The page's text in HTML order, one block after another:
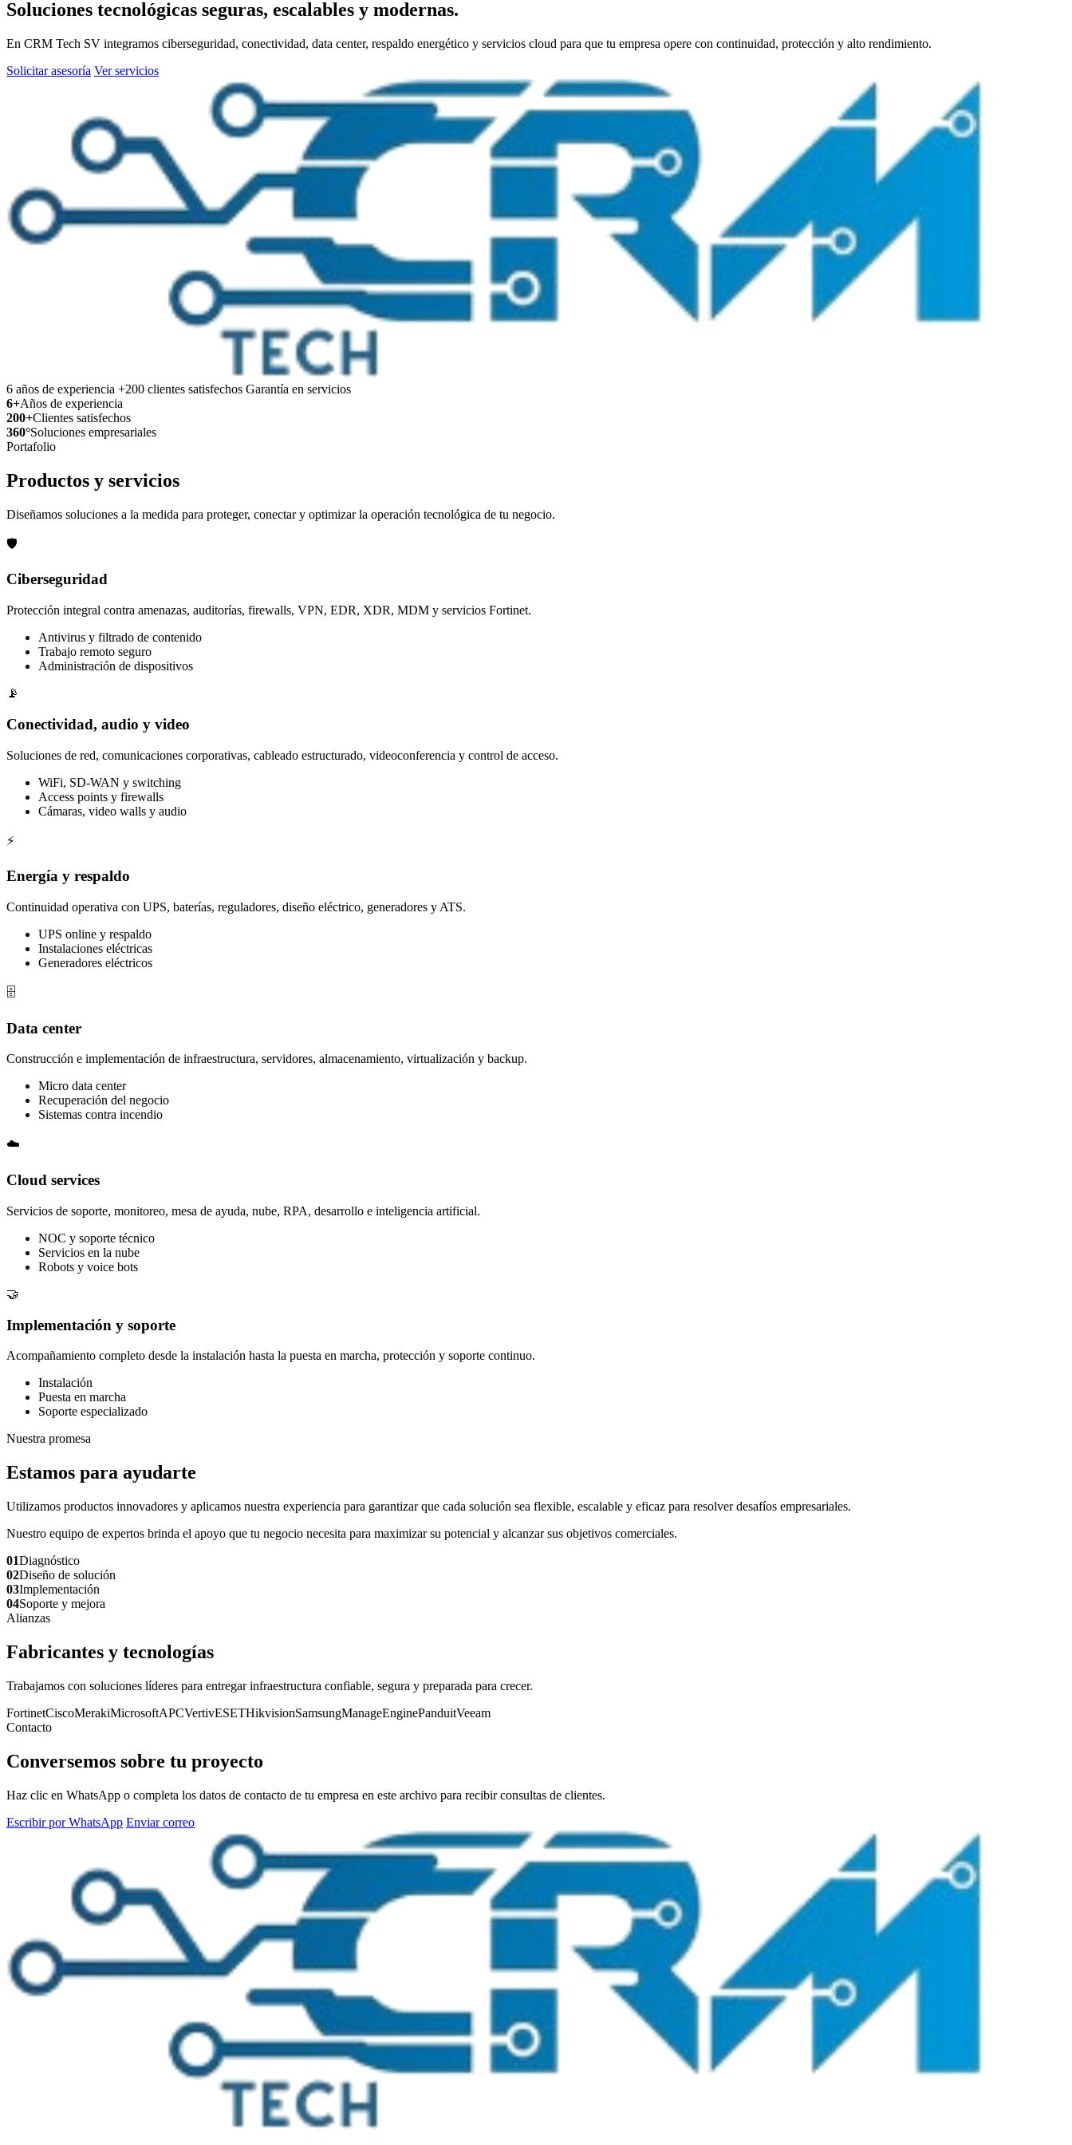
Soluciones tecnológicas seguras, escalables y modernas.
En CRM Tech SV integramos ciberseguridad, conectividad, data center, respaldo energético y servicios cloud para que tu empresa opere con continuidad, protección y alto rendimiento.
Solicitar asesoría Ver servicios
6 años de experiencia +200 clientes satisfechos Garantía en servicios
6+Años de experiencia
200+Clientes satisfechos
360°Soluciones empresariales
Portafolio
Productos y servicios
Diseñamos soluciones a la medida para proteger, conectar y optimizar la operación tecnológica de tu negocio.
🛡️
Ciberseguridad
Protección integral contra amenazas, auditorías, firewalls, VPN, EDR, XDR, MDM y servicios Fortinet.
Antivirus y filtrado de contenido
Trabajo remoto seguro
Administración de dispositivos
📡
Conectividad, audio y video
Soluciones de red, comunicaciones corporativas, cableado estructurado, videoconferencia y control de acceso.
WiFi, SD-WAN y switching
Access points y firewalls
Cámaras, video walls y audio
⚡
Energía y respaldo
Continuidad operativa con UPS, baterías, reguladores, diseño eléctrico, generadores y ATS.
UPS online y respaldo
Instalaciones eléctricas
Generadores eléctricos
🗄️
Data center
Construcción e implementación de infraestructura, servidores, almacenamiento, virtualización y backup.
Micro data center
Recuperación del negocio
Sistemas contra incendio
☁️
Cloud services
Servicios de soporte, monitoreo, mesa de ayuda, nube, RPA, desarrollo e inteligencia artificial.
NOC y soporte técnico
Servicios en la nube
Robots y voice bots
🤝
Implementación y soporte
Acompañamiento completo desde la instalación hasta la puesta en marcha, protección y soporte continuo.
Instalación
Puesta en marcha
Soporte especializado
Nuestra promesa
Estamos para ayudarte
Utilizamos productos innovadores y aplicamos nuestra experiencia para garantizar que cada solución sea flexible, escalable y eficaz para resolver desafíos empresariales.
Nuestro equipo de expertos brinda el apoyo que tu negocio necesita para maximizar su potencial y alcanzar sus objetivos comerciales.
01Diagnóstico
02Diseño de solución
03Implementación
04Soporte y mejora
Alianzas
Fabricantes y tecnologías
Trabajamos con soluciones líderes para entregar infraestructura confiable, segura y preparada para crecer.
FortinetCiscoMerakiMicrosoftAPCVertivESETHikvisionSamsungManageEnginePanduitVeeam
Contacto
Conversemos sobre tu proyecto
Haz clic en WhatsApp o completa los datos de contacto de tu empresa en este archivo para recibir consultas de clientes.
Escribir por WhatsApp Enviar correo